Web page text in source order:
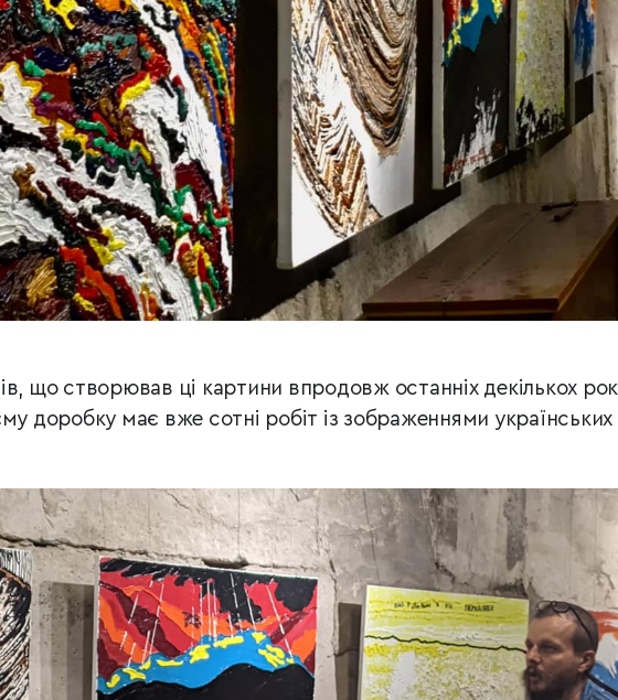
що створював ці картини впродовж останніх декількох
доробку має вже сотні робіт із зображеннями українських